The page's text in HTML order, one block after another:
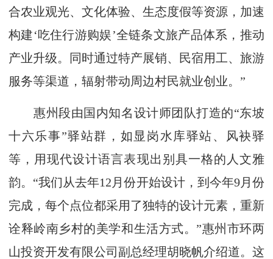
合农业观光、文化体验、生态度假等资源，加速
构建‘吃住行游购娱’全链条文旅产品体系，推动
产业升级。同时通过特产展销、民宿用工、旅游
服务等渠道，辐射带动周边村民就业创业。”
惠州段由国内知名设计师团队打造的“东坡
十六乐事”驿站群，如显岗水库驿站、风袂驿
等，用现代设计语言表现出别具一格的人文雅
韵。“我们从去年12月份开始设计，到今年9月份
完成，每个点位都采用了独特的设计元素，重新
诠释岭南乡村的美学和生活方式。”惠州市环两
山投资开发有限公司副总经理胡晓帆介绍道。这